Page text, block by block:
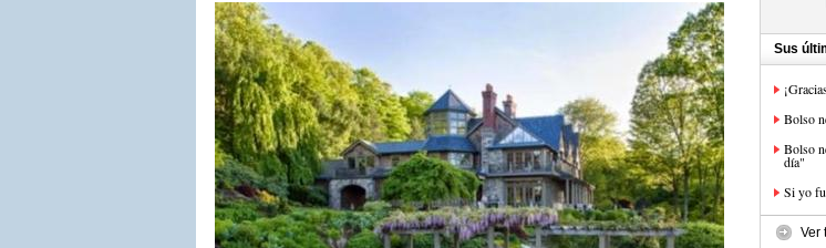
Sus
Bolso
Bolso
día"
Si yo
Ver